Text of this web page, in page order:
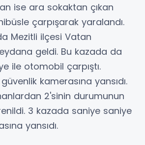
ise ara sokaktan çıkan
çarpışarak yaralandı.
Mezitli ilçesi Vatan
geldi. Bu kazada da
ile otomobil çarpıştı.
kamerasına yansıdı.
2'sinin durumunun
3 kazada saniye saniye
yansıdı.